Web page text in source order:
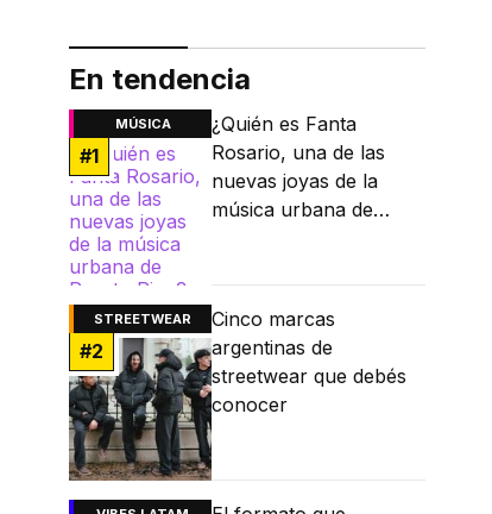
En tendencia
MÚSICA
#1
¿Quién es Fanta
Rosario, una de las
nuevas joyas de la
música urbana de
STREETWEAR
#2
Cinco marcas
argentinas de
streetwear que debés
conocer